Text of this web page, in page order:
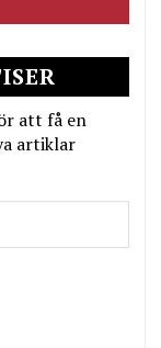
att få en
artiklar